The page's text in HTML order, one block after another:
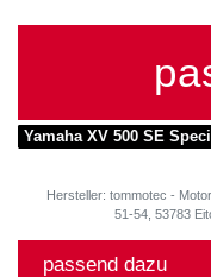
Yamaha XV 500 SE
Hersteller: tommotec -
51-54, 53783
passend dazu